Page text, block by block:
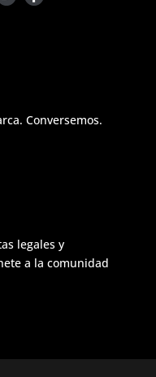
Conversemos.
legales y
a la comunidad